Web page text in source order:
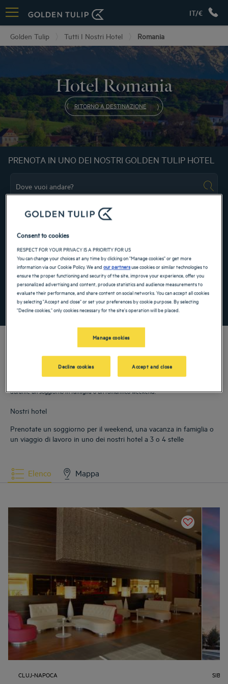
IT/€
Golden Tulip Tutti I Nostri Hotel Romania
Hotel Romania
RITORNO A DESTINAZIONE
PRENOTA IN UNO DEI NOSTRI GOLDEN TULIP HOTEL
Navigate forward to interact with the calendar and select a date. Press the
TROVA UN HOTEL
Aggiungi un codice speciale
Durante il vostro viaggio in Romania, soggiornate nei nostri hotel a 4 e 5 stelle! Il
durante un soggiorno in famiglia o un romantico weekend.
Nostri hotel
Prenotate un soggiorno per il weekend, una vacanza in famiglia o
un viaggio di lavoro in uno dei nostri hotel a 3 o 4 stelle
Elenco Mappa
CLUJ-NAPOCA
SIBIU
Consent to cookies
RESPECT FOR YOUR PRIVACY IS A PRIORITY FOR US
You can change your choices at any time by clicking on "Manage cookies" or get more
information via our Cookie Policy. We andour partnersuse cookies or similar technologies to
ensure the proper functioning and security of the site, improve your experience, offer you
personalized advertising and content, produce statistics and audience measurements to
evaluate their performance, and share content on social networks. You can accept all cookies
by selecting "Accept and close" or set your preferences by cookie purpose. By selecting
"Decline cookies," only cookies necessary for the site's operation will be placed.
Manage cookies
Decline cookies Accept and close